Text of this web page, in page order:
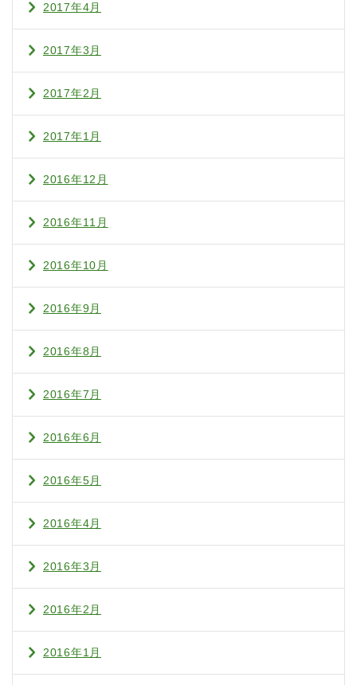
2017年4月
2017年3月
2017年2月
2017年1月
2016年12月
2016年11月
2016年10月
2016年9月
2016年8月
2016年7月
2016年6月
2016年5月
2016年4月
2016年3月
2016年2月
2016年1月